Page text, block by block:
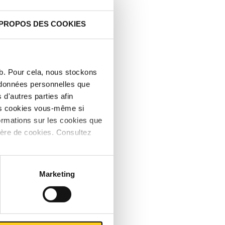
DES COOKIES
Pour cela, nous stockons
personnelles que
d'autres parties afin
cookies vous-même si
sur les cookies que
de cookies. Consultez
Marketing
site